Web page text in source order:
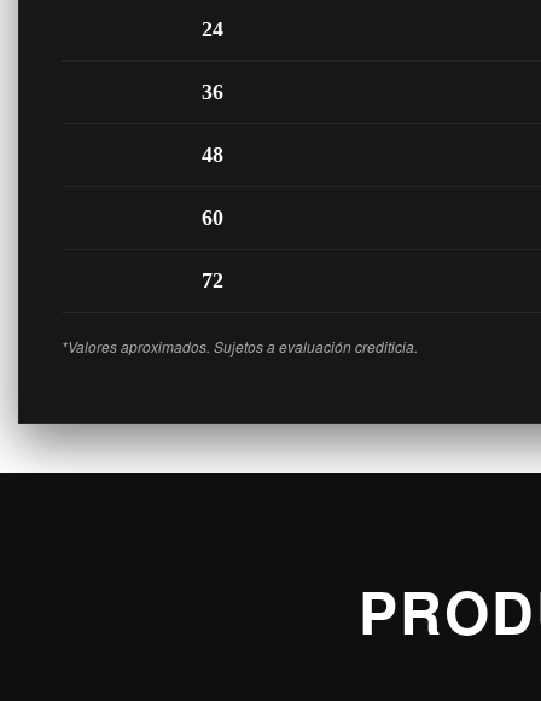
24
36
48
60
72
*Valores aproximados. Sujetos a evaluación crediticia.